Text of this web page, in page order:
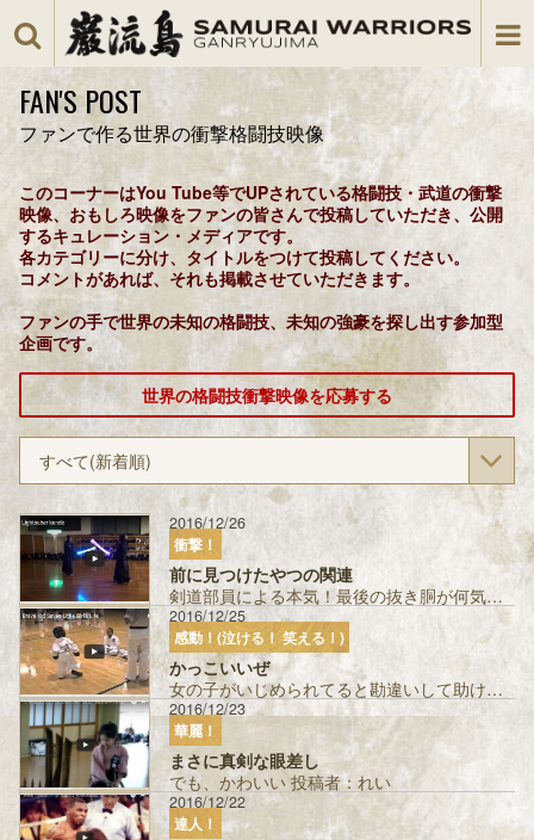
FAN'S POST
ファンで作る世界の衝撃格闘技映像
このコーナーはYou Tube等でUPされている格闘技・武道の衝撃
映像、おもしろ映像をファンの皆さんで投稿していただき、公開
するキュレーション・メディアです。
各カテゴリーに分け、タイトルをつけて投稿してください。
コメントがあれば、それも掲載させていただきます。
ファンの手で世界の未知の格闘技、未知の強豪を探し出す参加型
企画です。
世界の格闘技衝撃映像を応募する
すべて(新着順)
2016/12/26
衝撃！
前に見つけたやつの関連
剣道部員による本気！最後の抜き胴が何気に鮮やかw 投稿者：アナ...
2016/12/25
感動！(泣ける！ 笑える！)
かっこいいぜ
女の子がいじめられてると勘違いして助けに入るヒーロー。将来は巌流島に出て欲しい！！ 投稿者：無双パンチャー...
2016/12/23
華麗！
まさに真剣な眼差し
でも、かわいい 投稿者：れい
2016/12/22
達人！